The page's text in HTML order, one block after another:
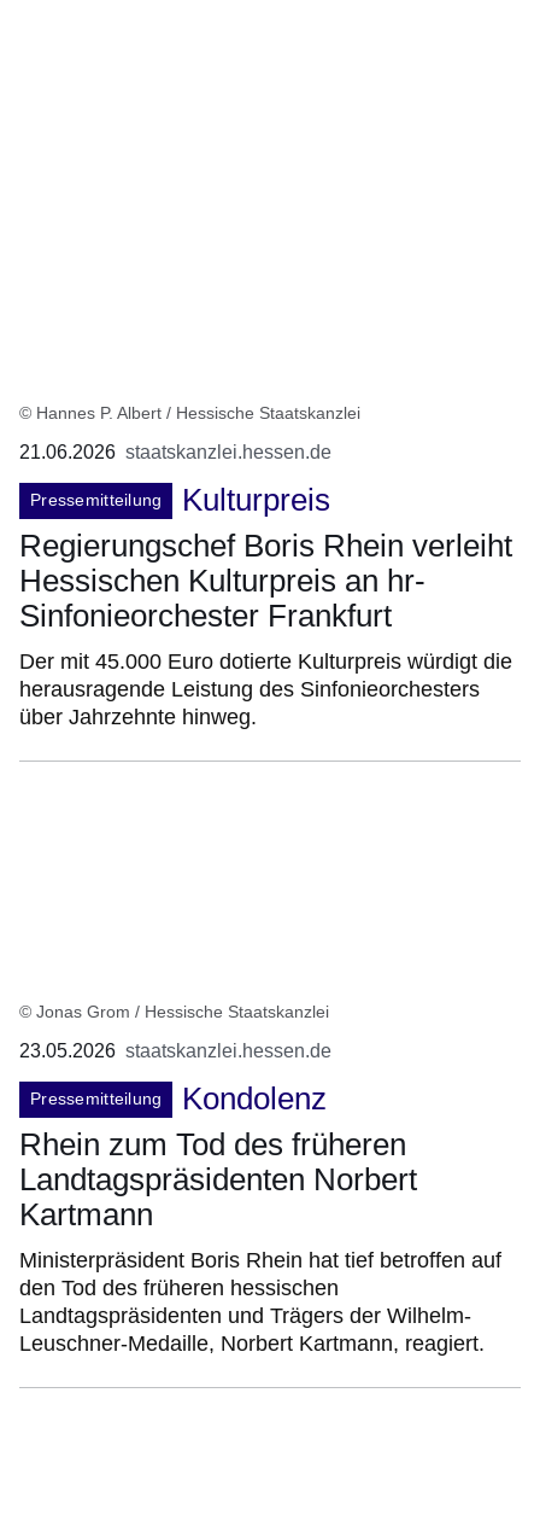
© Hannes P. Albert / Hessische Staatskanzlei
21.06.2026 staatskanzlei.hessen.de
Pressemitteilung
Kulturpreis
Regierungschef Boris Rhein verleiht
Hessischen Kulturpreis an hr-
Sinfonieorchester Frankfurt
Der mit 45.000 Euro dotierte Kulturpreis würdigt die
herausragende Leistung des Sinfonieorchesters
über Jahrzehnte hinweg.
© Jonas Grom / Hessische Staatskanzlei
23.05.2026 staatskanzlei.hessen.de
Pressemitteilung
Kondolenz
Rhein zum Tod des früheren
Landtagspräsidenten Norbert
Kartmann
Ministerpräsident Boris Rhein hat tief betroffen auf
den Tod des früheren hessischen
Landtagspräsidenten und Trägers der Wilhelm-
Leuschner-Medaille, Norbert Kartmann, reagiert.